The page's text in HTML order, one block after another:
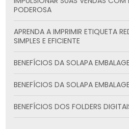
PODEROSA
APRENDA A IMPRIMIR ETIQUETA REDONDA DE FORMA
SIMPLES E EFICIENTE
BENEFÍCIOS DA SOLAPA
BENEFÍCIOS DA SOLAPA
BENEFÍCIOS DOS FOLDERS